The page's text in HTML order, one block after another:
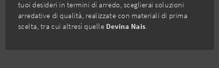
tuoi desideri in termini di arredo, sceglierai soluzioni
arredative di qualità, realizzate con materiali di prima
scelta, tra cui altresì quelle Devina Nais.